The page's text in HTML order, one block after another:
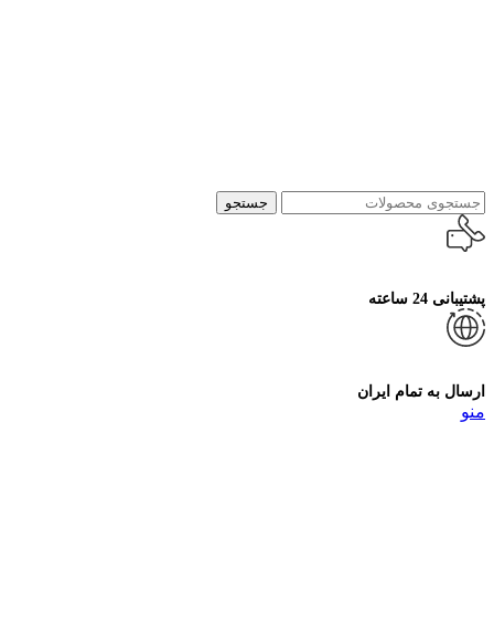
جستجو
پشتیبانی 24 ساعته
ارسال به تمام ایران
منو